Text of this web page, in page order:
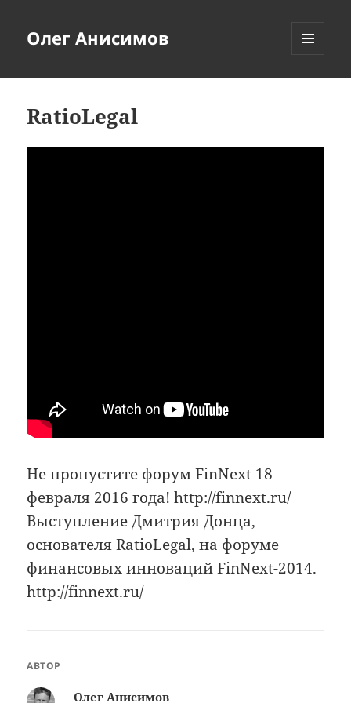
Олег Анисимов
RatioLegal
Не пропустите форум FinNext 18
февраля 2016 года! http://finnext.ru/
Выступление Дмитрия Донца,
основателя RatioLegal, на форуме
финансовых инноваций FinNext-2014.
http://finnext.ru/
АВТОР
Олег Анисимов